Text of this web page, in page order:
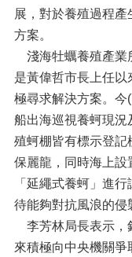
展，對於養殖過程
方案。
淺海牡蠣養殖產業
是黃偉哲市長上任
極尋求解決方案。今
船出海巡視養蚵現況
殖蚵棚皆有標示登記
保麗龍，同時海上設
「延繩式養蚵」進
待能夠對抗風浪的侵
李芳林局長表示，
來積極向中央機關